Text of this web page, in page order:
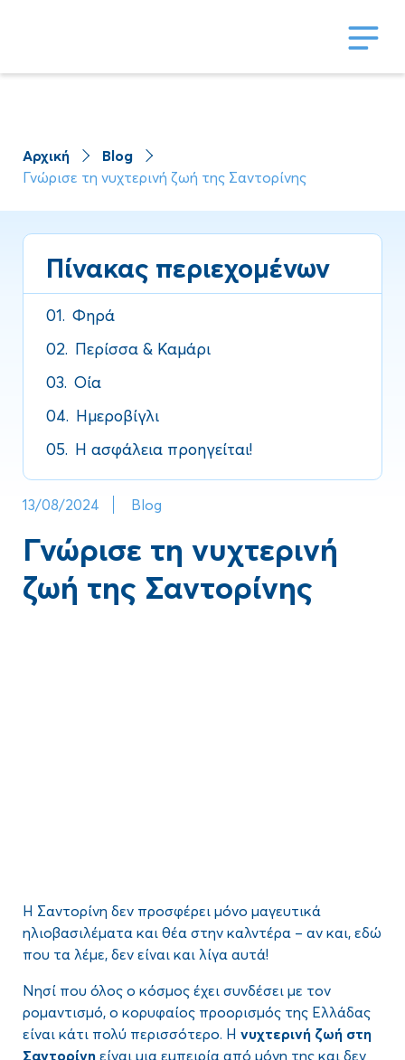
Αρχική
Blog
Γνώρισε τη νυχτερινή ζωή της Σαντορίνης
Γνώρισε τη νυχτερινή
ζωή της Σαντορίνης
13/08/2024 Blog
Η Σαντορίνη δεν προσφέρει μόνο μαγευτικά
ηλιοβασιλέματα και θέα στην καλντέρα – αν και, εδώ
που τα λέμε, δεν είναι και λίγα αυτά!
Νησί που όλος ο κόσμος έχει συνδέσει με τον
ρομαντισμό, ο κορυφαίος προορισμός της Ελλάδας
είναι κάτι πολύ περισσότερο. Η νυχτερινή ζωή στη
Σαντορίνη είναι μια εμπειρία από μόνη της και δεν
Πίνακας περιεχομένων
01. Φηρά
02. Περίσσα & Καμάρι
03. Οία
04. Ημεροβίγλι
05. Η ασφάλεια προηγείται!